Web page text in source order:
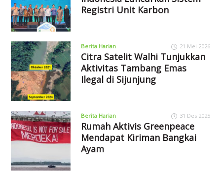
Registri Unit Karbon
Berita Harian 21 Mei 2026
Citra Satelit Walhi Tunjukkan
Aktivitas Tambang Emas
Ilegal di Sijunjung
Berita Harian 31 Des 2025
Rumah Aktivis Greenpeace
Mendapat Kiriman Bangkai
Ayam